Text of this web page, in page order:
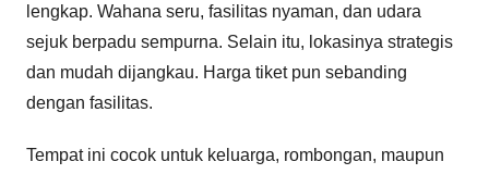
lengkap. Wahana seru, fasilitas nyaman, dan udara
sejuk berpadu sempurna. Selain itu, lokasinya strategis
dan mudah dijangkau. Harga tiket pun sebanding
dengan fasilitas.
Tempat ini cocok untuk keluarga, rombongan, maupun